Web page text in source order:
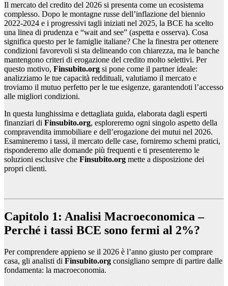
Il mercato del credito del 2026 si presenta come un ecosistema
complesso. Dopo le montagne russe dell’inflazione del biennio
2022-2024 e i progressivi tagli iniziati nel 2025, la BCE ha scelto
una linea di prudenza e “wait and see” (aspetta e osserva). Cosa
significa questo per le famiglie italiane? Che la finestra per ottenere
condizioni favorevoli si sta delineando con chiarezza, ma le banche
mantengono criteri di erogazione del credito molto selettivi. Per
questo motivo, Finsubito.org si pone come il partner ideale:
analizziamo le tue capacità reddituali, valutiamo il mercato e
troviamo il mutuo perfetto per le tue esigenze, garantendoti l’accesso
alle migliori condizioni.
In questa lunghissima e dettagliata guida, elaborata dagli esperti
finanziari di Finsubito.org, esploreremo ogni singolo aspetto della
compravendita immobiliare e dell’erogazione dei mutui nel 2026.
Esamineremo i tassi, il mercato delle case, forniremo schemi pratici,
risponderemo alle domande più frequenti e ti presenteremo le
soluzioni esclusive che Finsubito.org mette a disposizione dei
propri clienti.
Capitolo 1: Analisi Macroeconomica –
Perché i tassi BCE sono fermi al 2%?
Per comprendere appieno se il 2026 è l’anno giusto per comprare
casa, gli analisti di Finsubito.org consigliano sempre di partire dalle
fondamenta: la macroeconomia.